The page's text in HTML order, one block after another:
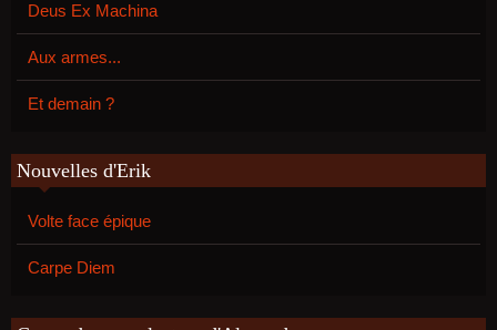
Deus Ex Machina
Aux armes...
Et demain ?
Nouvelles d'Erik
Volte face épique
Carpe Diem